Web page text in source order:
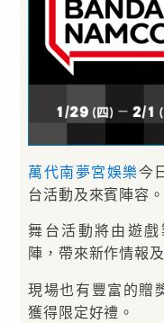
萬代南夢宮娛樂今
台活動及來賓陣容。
舞台活動將由遊
陣，帶來新作情報
現場也有豐富的贈
獲得限定好禮。